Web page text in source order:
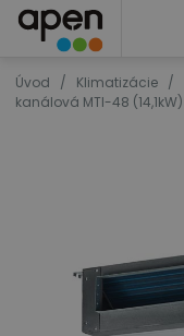
Úvod / Klimatizácie /
kanálová MTI-48 (14,1kW)